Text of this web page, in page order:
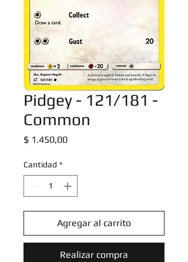
Pidgey - 121/181 -
Common
$ 1.450,00Precio
Cantidad *
Agregar al carrito
Realizar compra